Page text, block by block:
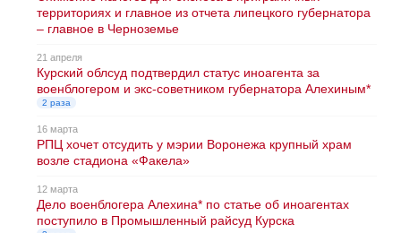
территориях и главное из отчета липецкого губернатора
– главное в Черноземье
21 апреля
Курский облсуд подтвердил статус иноагента за
военблогером и экс-советником губернатора Алехиным*
2 раза
16 марта
РПЦ хочет отсудить у мэрии Воронежа крупный храм
возле стадиона «Факела»
12 марта
Дело военблогера Алехина* по статье об иноагентах
поступило в Промышленный райсуд Курска